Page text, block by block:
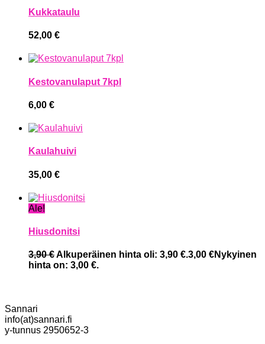
Kukkataulu
52,00 €
Kestovanulaput 7kpl
6,00 €
Kaulahuivi
35,00 €
Ale!
Hiusdonitsi
3,90€Alkuperäinen hinta oli: 3,90 €.3,00 €Nykyinen
hinta on: 3,00 €.
Sannari
info(at)sannari.fi
y-tunnus 2950652-3